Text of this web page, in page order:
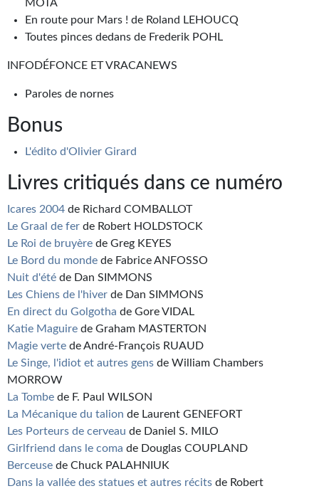
MOTA
En route pour Mars ! de Roland LEHOUCQ
Toutes pinces dedans de Frederik POHL
INFODÉFONCE ET VRACANEWS
Paroles de nornes
Bonus
L'édito d'Olivier Girard
Livres critiqués dans ce numéro
Icares 2004 de Richard COMBALLOT
Le Graal de fer de Robert HOLDSTOCK
Le Roi de bruyère de Greg KEYES
Le Bord du monde de Fabrice ANFOSSO
Nuit d'été de Dan SIMMONS
Les Chiens de l'hiver de Dan SIMMONS
En direct du Golgotha de Gore VIDAL
Katie Maguire de Graham MASTERTON
Magie verte de André-François RUAUD
Le Singe, l'idiot et autres gens de William Chambers
MORROW
La Tombe de F. Paul WILSON
La Mécanique du talion de Laurent GENEFORT
Les Porteurs de cerveau de Daniel S. MILO
Girlfriend dans le coma de Douglas COUPLAND
Berceuse de Chuck PALAHNIUK
Dans la vallée des statues et autres récits de Robert